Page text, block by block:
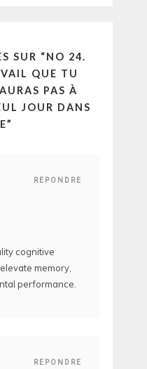
SUR “NO 24.
QUE TU
PAS À
JOUR DANS
”
REPONDRE
cognitive
memory,
performance.
REPONDRE